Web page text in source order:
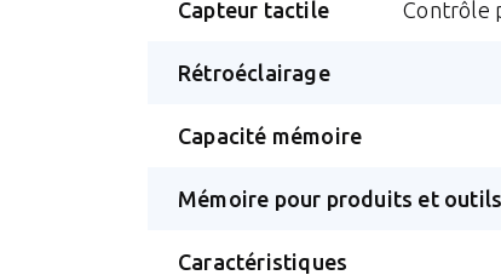
Capteur tactile Contrôle
Rétroéclairage
Capacité mémoire
Mémoire pour produits et outils
Caractéristiques